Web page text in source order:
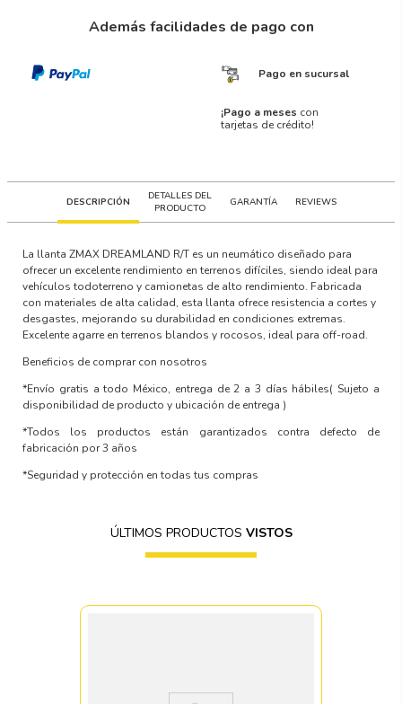
Además facilidades de pago con
Pago en sucursal
¡Pago a meses con
tarjetas de crédito!
DESCRIPCIÓN
DETALLES DEL
PRODUCTO
GARANTÍA REVIEWS
La llanta ZMAX DREAMLAND R/T es un neumático diseñado para
ofrecer un excelente rendimiento en terrenos difíciles, siendo ideal para
vehículos todoterreno y camionetas de alto rendimiento. Fabricada
con materiales de alta calidad, esta llanta ofrece resistencia a cortes y
desgastes, mejorando su durabilidad en condiciones extremas.
Excelente agarre en terrenos blandos y rocosos, ideal para off-road.
Beneficios de comprar con nosotros
*Envío gratis a todo México, entrega de 2 a 3 días hábiles( Sujeto a
disponibilidad de producto y ubicación de entrega )
*Todos los productos están garantizados contra defecto de
fabricación por 3 años
*Seguridad y protección en todas tus compras
ÚLTIMOS PRODUCTOS VISTOS